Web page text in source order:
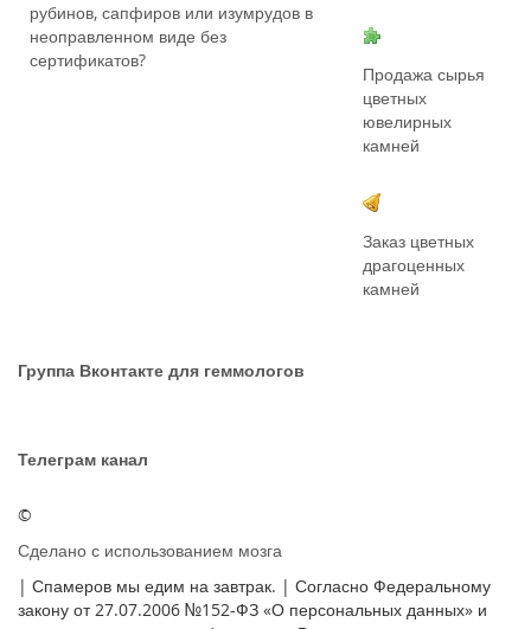
рубинов, сапфиров или изумрудов в
неоправленном виде без
сертификатов?
Продажа сырья
цветных
ювелирных
камней
Заказ цветных
драгоценных
камней
Группа Вконтакте для геммологов
Телеграм канал
©
Сделано с использованием мозга
| Спамеров мы едим на завтрак. | Согласно Федеральному
закону от 27.07.2006 №152-ФЗ «О персональных данных» и